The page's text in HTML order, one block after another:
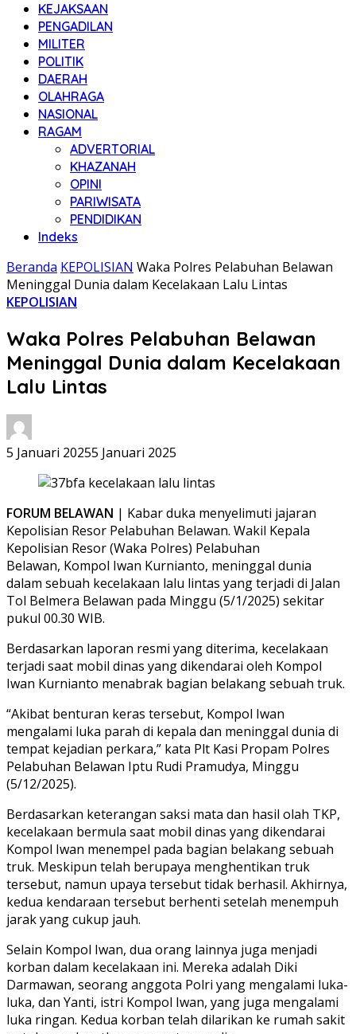
KEJAKSAAN
PENGADILAN
MILITER
POLITIK
DAERAH
OLAHRAGA
NASIONAL
RAGAM
ADVERTORIAL
KHAZANAH
OPINI
PARIWISATA
PENDIDIKAN
Indeks
Beranda KEPOLISIAN Waka Polres Pelabuhan Belawan
Meninggal Dunia dalam Kecelakaan Lalu Lintas
KEPOLISIAN
Waka Polres Pelabuhan Belawan
Meninggal Dunia dalam Kecelakaan
Lalu Lintas
5 Januari 20255 Januari 2025
FORUM BELAWAN | Kabar duka menyelimuti jajaran
Kepolisian Resor Pelabuhan Belawan. Wakil Kepala
Kepolisian Resor (Waka Polres) Pelabuhan
Belawan, Kompol Iwan Kurnianto, meninggal dunia
dalam sebuah kecelakaan lalu lintas yang terjadi di Jalan
Tol Belmera Belawan pada Minggu (5/1/2025) sekitar
pukul 00.30 WIB.
Berdasarkan laporan resmi yang diterima, kecelakaan
terjadi saat mobil dinas yang dikendarai oleh Kompol
Iwan Kurnianto menabrak bagian belakang sebuah truk.
“Akibat benturan keras tersebut, Kompol Iwan
mengalami luka parah di kepala dan meninggal dunia di
tempat kejadian perkara,” kata Plt Kasi Propam Polres
Pelabuhan Belawan Iptu Rudi Pramudya, Minggu
(5/12/2025).
Berdasarkan keterangan saksi mata dan hasil olah TKP,
kecelakaan bermula saat mobil dinas yang dikendarai
Kompol Iwan menempel pada bagian belakang sebuah
truk. Meskipun telah berupaya menghentikan truk
tersebut, namun upaya tersebut tidak berhasil. Akhirnya,
kedua kendaraan tersebut berhenti setelah menempuh
jarak yang cukup jauh.
Selain Kompol Iwan, dua orang lainnya juga menjadi
korban dalam kecelakaan ini. Mereka adalah Diki
Darmawan, seorang anggota Polri yang mengalami luka-
luka, dan Yanti, istri Kompol Iwan, yang juga mengalami
luka ringan. Kedua korban telah dilarikan ke rumah sakit